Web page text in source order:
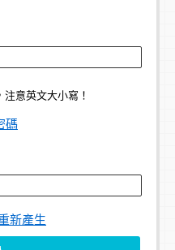
意英文大小寫！
碼
新產生